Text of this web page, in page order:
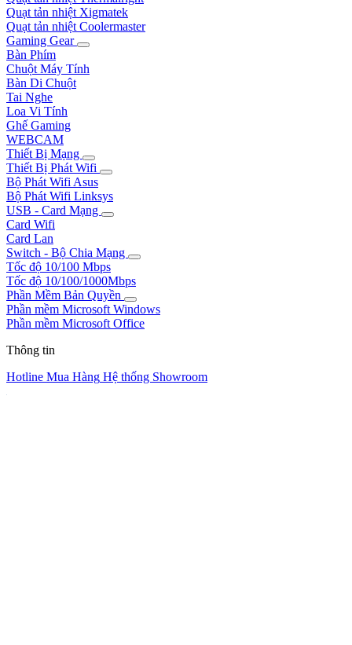
Quạt tản nhiệt Xigmatek
Quạt tản nhiệt Coolermaster
Gaming Gear
Bàn Phím
Chuột Máy Tính
Bàn Di Chuột
Tai Nghe
Loa Vi Tính
Ghế Gaming
WEBCAM
Thiết Bị Mạng
Thiết Bị Phát Wifi
Bộ Phát Wifi Asus
Bộ Phát Wifi Linksys
USB - Card Mạng
Card Wifi
Card Lan
Switch - Bộ Chia Mạng
Tốc độ 10/100 Mbps
Tốc độ 10/100/1000Mbps
Phần Mềm Bản Quyền
Phần mềm Microsoft Windows
Phần mềm Microsoft Office
Thông tin
Hotline Mua Hàng Hệ thống Showroom